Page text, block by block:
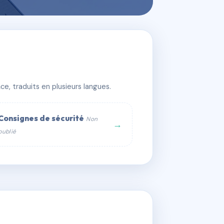
traduits en plusieurs langues.
de sécurité Non
→